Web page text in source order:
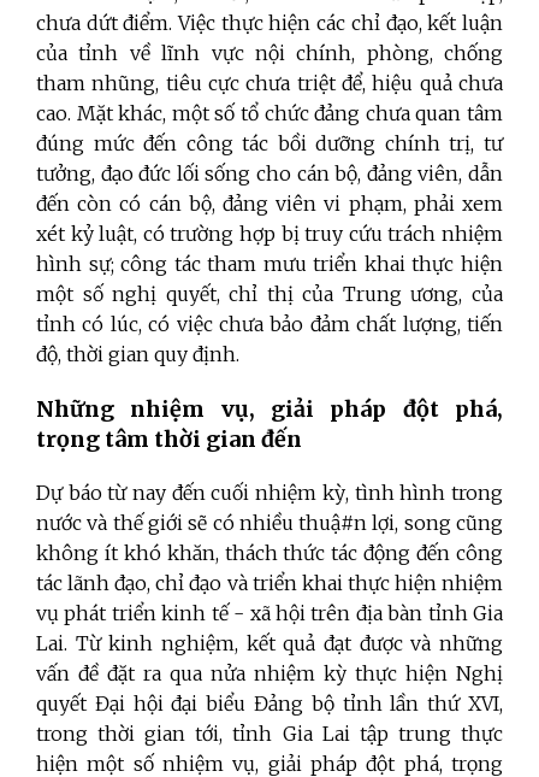
chưa dứt điểm. Việc thực hiện các chỉ đạo, kết luận
của tỉnh về lĩnh vực nội chính, phòng, chống
tham nhũng, tiêu cực chưa triệt để, hiệu quả chưa
cao. Mặt khác, một số tổ chức đảng chưa quan tâm
đúng mức đến công tác bồi dưỡng chính trị, tư
tưởng, đạo đức lối sống cho cán bộ, đảng viên, dẫn
đến còn có cán bộ, đảng viên vi phạm, phải xem
xét kỷ luật, có trường hợp bị truy cứu trách nhiệm
hình sự; công tác tham mưu triển khai thực hiện
một số nghị quyết, chỉ thị của Trung ương, của
tỉnh có lúc, có việc chưa bảo đảm chất lượng, tiến
độ, thời gian quy định.
Những nhiệm vụ, giải pháp đột phá,
trọng tâm thời gian đến
Dự báo từ nay đến cuối nhiệm kỳ, tình hình trong
nước và thế giới sẽ có nhiều thuậ#n lợi, song cũng
không ít khó khăn, thách thức tác động đến công
tác lãnh đạo, chỉ đạo và triển khai thực hiện nhiệm
vụ phát triển kinh tế - xã hội trên địa bàn tỉnh Gia
Lai. Từ kinh nghiệm, kết quả đạt được và những
vấn đề đặt ra qua nửa nhiệm kỳ thực hiện Nghị
quyết Đại hội đại biểu Đảng bộ tỉnh lần thứ XVI,
trong thời gian tới, tỉnh Gia Lai tập trung thực
hiện một số nhiệm vụ, giải pháp đột phá, trọng